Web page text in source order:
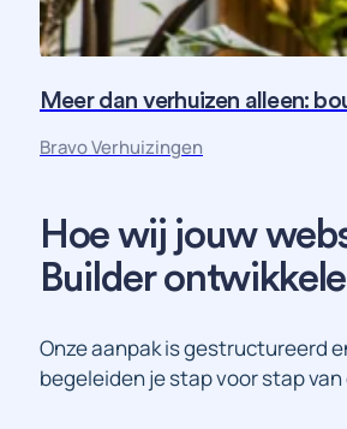
Meer dan verhuizen alleen:
Bravo Verhuizingen
Hoe wij jouw
Builder
Onze aanpak is gestructureerd
begeleiden je stap voor stap